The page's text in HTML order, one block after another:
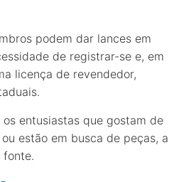
podem dar lances em
de registrar-se e, em
licença de revendedor,
os entusiastas que gostam de
estão em busca de peças, a
fonte.